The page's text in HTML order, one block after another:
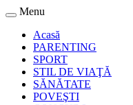
Menu
Acasă
PARENTING
SPORT
STIL DE VIAŢĂ
SĂNĂTATE
POVEŞTI